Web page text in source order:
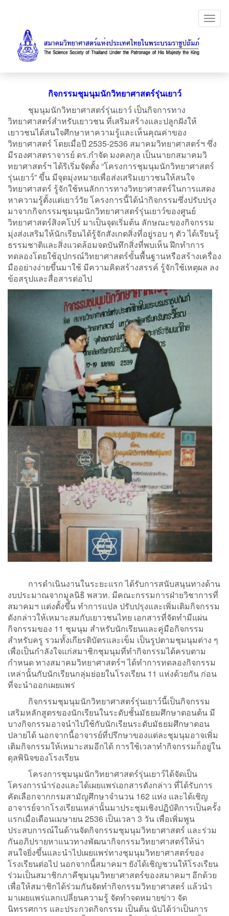
กิจกรรมชุมนุมนักวิทยาศาสตร์รุ่นเยาว์
ชุมนุมนักวิทยาศาสตร์รุ่นเยาว์ เป็นกิจการทาง
วิทยาศาสตร์สำหรับเยาวชน ที่เสริมสร้างและปลูกฝังให้
เยาวชนได้สนใจศึกษาหาความรู้และเห็นคุณค่าของ
วิทยาศาสตร์ โดยเมื่อปี 2535-2536 สมาคมวิทยาศาสตร์ฯ ซึ่ง
มีรองศาสตราจารย์ ดร.กำจัด มงคลกุล เป็นนายกสมาคมวิ
ทยาศาสตร์ฯ ได้ริเริ่มจัดตั้ง “โครงการชุมนุมนักวิทยาศาสตร์
รุ่นเยาว์” ขึ้น มีจุดมุ่งหมายเพื่อส่งเสริมเยาวชนให้สนใจ
วิทยาศาสตร์ รู้จักใช้หนลักการทางวิทยาศาสตร์ในการแสดง
หาความรู้ตั้งแต่เยาว์วัย โครงการนี้ได้นำกิจกรรมซึ่งปรับปรุง
มาจากกิจกรรมชุมนุมนักวิทยาศาสตร์รุ่นเยาว์ของศูนย์
วิทยาศาสตร์สิงคโปร์ มาเป็นจุดเริ่มต้น ลักษณะของกิจกรรม
มุ่งส่งเสริมให้นักเรียนได้รู้จักสังเกตสิ่งที่อยู่รอบ ๆ ตัว ได้เรียนรู้
ธรรมชาติและสิ่งแวดล้อมจดบันทึกสิ่งที่พบเห็น ฝึกทำการ
ทดลองโดยใช้อุปกรณ์วิทยาศาสตร์ขั้นพื้นฐานหรือสร้างเครื่อง
มืออย่างง่ายขึ้นมาใช้ มีความคิดสร้างสรรค์ รู้จักใช้เหตุผล ลง
ข้อสรุปและสื่อสารต่อไป
การดำเนินงานในระยะแรก ได้รับการสนับสนุนทางด้าน
งบประมาณจากมูลนิธิ พสวท. มีคณะกรรมการฝ่ายวิชาการที่
สมาคมฯ แต่งตั้งขึ้น ทำการแปล ปรับปรุงและเพิ่มเติมกิจกรรม
ดังกล่าวให้เหมาะสมกับเยาวชนไทย เอกสารที่จัดทำมีแผ่น
กิจกรรมของ 11 ชุมนุม สำหรับนักเรียนและคู่มือกิจกรรม
สำหรับครู รวมทั้งเกียรติบัตรและเข็ม เป็นรูปตามชุมนุมต่าง ๆ
เพื่อเป็นกำลังใจแก่สมาชิกชุมนุมที่ทำกิจกรรมได้ครบตาม
กำหนด ทางสมาคมวิทยาศาสตร์ฯ ได้ทำการทดลองกิจกรรม
เหล่านั้นกับนักเรียนกลุ่มย่อยในโรงเรียน 11 แห่งด้วยกัน ก่อน
ที่จะนำออกเผยแพร่
กิจกรรมชุมนุมนักวิทยาศาสตร์รุ่นเยาว์นี้เป็นกิจกรรม
เสริมหลักสูตรของนักเรียนในระดับชั้นมัธยมศึกษาตอนต้น มี
บางกิจกรรมอาจนำไปใช้กับนักเรียนระดับมัธยมศึกษาตอน
ปลายได้ นอกจากนี้อาจารย์ที่ปรึกษาของแต่ละชุมนุมอาจเพิ่ม
เติมกิจกรรมให้เหมาะสมอีกได้ การใช้เวลาทำกิจกรรมก็อยู่ใน
ดุลพินิจของโรงเรียน
โครงการชุมนุมนักวิทยาศาสตร์รุ่นเยาว์ได้จัดเป็น
โครงการนำร่องและได้เผยแพร่เอกสารดังกล่าว ที่ได้รับการ
คัดเลือกจากกรมสามัญศึกษาจำนวน 162 แห่ง และได้เชิญ
อาจารย์จากโรงเรียนเหล่านั้นมาประชุมเชิงปฏิบัติการเป็นครั้ง
แรกเมื่อเดือนเมษายน 2536 เป็นเวลา 3 วัน เพื่อเพิ่มพูน
ประสบการณ์ในด้านจัดกิจกรรมชุมนุมวิทยาศาสตร์ และร่วม
กันอภิปรายหาแนวทางพัฒนากิจกรรมวิทยาศาสตร์ให้น่า
สนใจยิ่งขึ้นและนำไปเผยแพร่ทางชุมนุมวิทยาศาสตร์ของ
โรงเรียนต่อไป นอกจากนี้สมาคมฯ ยังได้เชิญชวนให้โรงเรียน
ร่วมเป็นสมาชิกภาคีชุมนุมวิทยาศาสตร์ของสมาคมฯ อีกด้วย
เพื่อให้สมาชิกได้ร่วมกันจัดทำกิจกรรมวิทยาศาสตร์ แล้วนำ
มาเผยแพร่แลกเปลี่ยนความรู้ จัดทำจดหมายข่าว จัด
นิทรรศการ และประกวดกิจกรรม เป็นต้น นับได้ว่าเป็นการ